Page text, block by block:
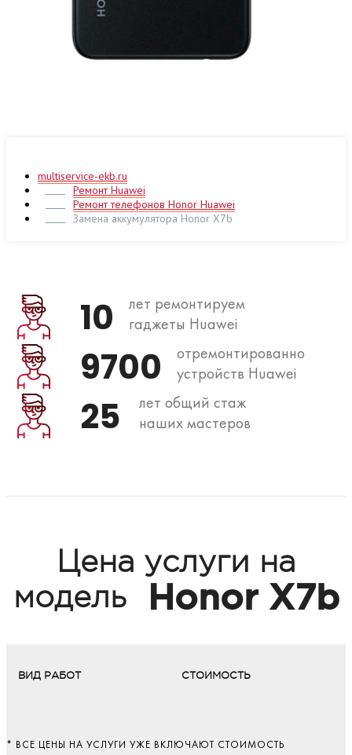
multiservice-ekb.ru
Ремонт Huawei
Ремонт телефонов Honor Huawei
Замена аккумулятора Honor X7b
10
лет ремонтируем
гаджеты Huawei
9700
отремонтированно
устройств Huawei
25
лет общий стаж
наших мастеров
Цена услуги на
модель
Honor X7b
ВИД РАБОТ СТОИМОСТЬ
* ВСЕ ЦЕНЫ НА УСЛУГИ УЖЕ ВКЛЮЧАЮТ СТОИМОСТЬ